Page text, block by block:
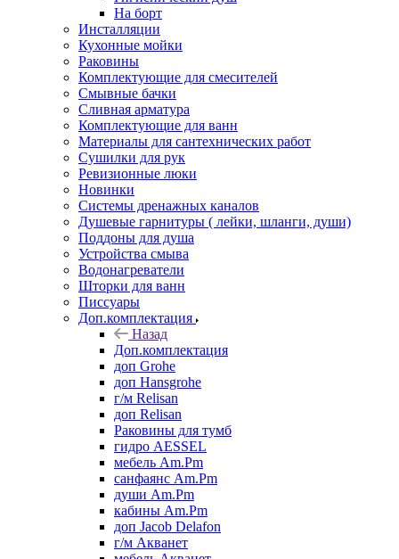
На борт
Инсталляции
Кухонные мойки
Раковины
Комплектующие для смесителей
Смывные бачки
Сливная арматура
Комплектующие для ванн
Материалы для сантехнических работ
Сушилки для рук
Ревизионные люки
Новинки
Системы дренажных каналов
Душевые гарнитуры ( лейки, шланги, души)
Поддоны для душа
Устройства смыва
Водонагреватели
Шторки для ванн
Писсуары
Доп.комплектация
Назад
Доп.комплектация
доп Grohe
доп Hansgrohe
г/м Relisan
доп Relisan
Раковины для тумб
гидро AESSEL
мебель Am.Pm
санфаянс Am.Pm
души Am.Pm
кабины Am.Pm
доп Jacob Delafon
г/м Акванет